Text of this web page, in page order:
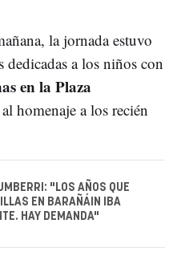
la jornada estuvo
dedicadas a los niños con
en la Plaza
homenaje a los recién
"LOS AÑOS QUE
EN BARAÑÁIN IBA
HAY DEMANDA"